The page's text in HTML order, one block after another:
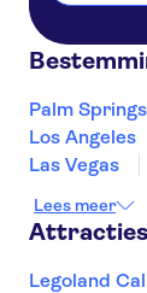
Palm Springs
Los Angeles
Las Vegas
Tusayan
Lees meer
Legoland